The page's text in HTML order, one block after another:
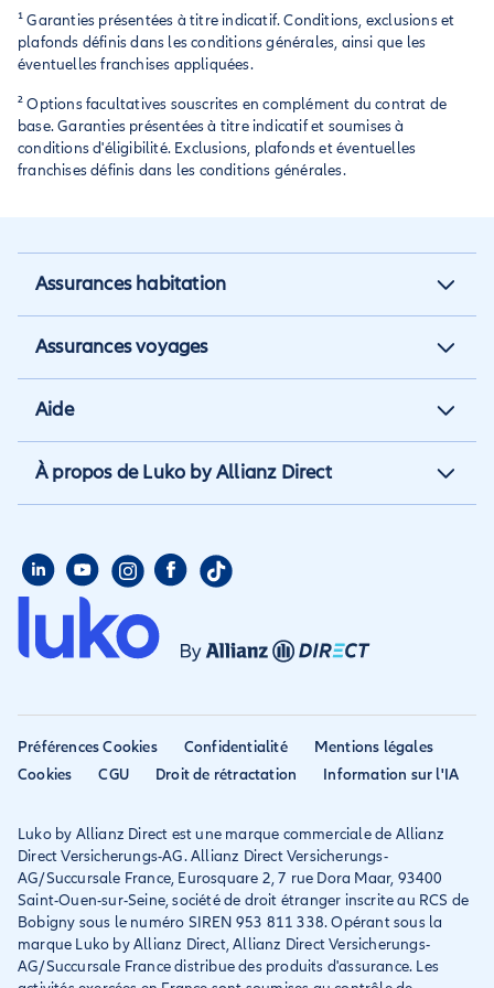
¹ Garanties présentées à titre indicatif. Conditions, exclusions et
plafonds définis dans les conditions générales, ainsi que les
éventuelles franchises appliquées.
² Options facultatives souscrites en complément du contrat de
base. Garanties présentées à titre indicatif et soumises à
conditions d'éligibilité. Exclusions, plafonds et éventuelles
franchises définis dans les conditions générales.
Assurances habitation
Assurance habitation
Assurance locataire
Assurance propriétaire non
occupant
Assurance colocataire
Assurances voyages
Assurance vacances
Assurance annulation
Assurance annuelle
Assurance étudiant
Assurance PVT
Assurance rapatriement
Aide
Aide et contact
Aide habitation
Mon compte
Déclarer un sinistre
habitation
Résilier ancien assureur
À propos de Luko by Allianz Direct
Presse
Avis
Allianz travel devient
Eurofil rejoint Allianz
Conditions générales et
IPID
Préférences Cookies Confidentialité
Mentions légales
Cookies
CGU Droit de rétractation Information sur l'IA
Luko by Allianz Direct est une marque commerciale de Allianz
Direct Versicherungs-AG. Allianz Direct Versicherungs-
AG/Succursale France, Eurosquare 2, 7 rue Dora Maar, 93400
Saint-Ouen-sur-Seine, société de droit étranger inscrite au RCS de
Bobigny sous le numéro SIREN 953 811 338. Opérant sous la
marque Luko by Allianz Direct, Allianz Direct Versicherungs-
AG/Succursale France distribue des produits d'assurance. Les